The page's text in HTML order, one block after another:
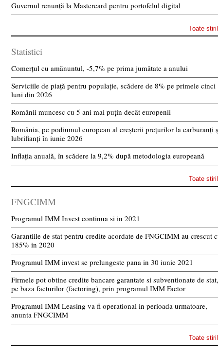
Guvernul renunță la Mastercard pentru portofelul digital
Toate
Statistici
Comerțul cu amănuntul, -5,7% pe prima jumătate a anului
Serviciile de piață pentru populație, scădere de 8% pe primele cinci
luni din 2026
Românii muncesc cu 5 ani mai puțin decât europenii
România, pe podiumul european al creșterii prețurilor la carburanți
lubrifianți în iunie 2026
Inflația anuală, în scădere la 9,2% după metodologia europeană
Toate
FNGCIMM
Programul IMM Invest continua si in 2021
Garantiile de stat pentru credite acordate de FNGCIMM au crescut
185% in 2020
Programul IMM invest se prelungeste pana in 30 iunie 2021
Firmele pot obtine credite bancare garantate si subventionate de stat,
pe baza facturilor (factoring), prin programul IMM Factor
Programul IMM Leasing va fi operational in perioada urmatoare,
anunta FNGCIMM
Toate